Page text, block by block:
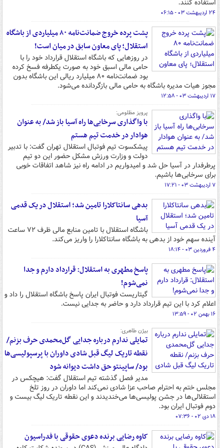
استفاده کنند.
۲۴ اردیبهشت ۰۳ - ۰۶:۱۵
پشت پرده خروج ضمانت‌نامه ۸۰ میلیاردی از باشگاه
استقلال؛ پای معاون سابق در میان است!
در روزهایی که باشگاه استقلال قرارداد خود را با
حامی مالی اسبق خود به صورت یکطرفه فسخ کرده
بود ضمانت‌نامه ۸۰ میلیارد ریالی این باشگاه بدون
مجوز هیات مدیره باشگاه به حامی مالی بازگردانده می‌شود.
۱۷ اردیبهشت ۰۳ - ۱۲:۵۸
پرویز مظلومی:
با واگذاری سرخابی‌ها راه آسیا باز شد/ به عنوان
هوادار در خدمت تیم هستم
پیشکسوت تیم فوتبال استقلال تهران گفت: با تدبیر
دولت و وزارت ورزش مشکل حضور این دو تیم
پرطرفدار در آسیا حل شد و امیدواریم در ادامه راه نیز شاهد اتفاقات خوبی
برای سرخابی‌ها باشیم.
۷ اردیبهشت ۰۳ - ۱۷:۲۱
بدهی سانتاکلارا تامین شد؛ استقلال در یک قدمی
آسیا
باشگاه استقلال با تامین منابع مالی ظرف ۷۲ ساعت
آینده سهم خود از بدهی به باشگاه سانتاکلارا را واریز می‌کند.
۴ فروردین ۰۳ - ۱۸:۱۴
پاسخ مطهری به استقلال: قرارداد دارم و جدا
نمی‌شوم!
گیتاریست فوتبال ایران پاسخ باشگاه استقلال را داد و
اعلام کرد با این تیم قرارداد دارد و حاضر به جدایی نیست.
۱۶ بهمن ۰۲ - ۱۳:۵۹
بیژن طاهری:
تمایلی ندارم درباره جدایی گل‌محمدی حرف بزنم/
نقطه تاریک لیگ قبل شادی داوران با پرسپولیسی‌ها
بود/ ساپینتو حق داشت دیوانه شود
مدیر فصل گذشته تیم استقلال گفت: هیچکس در
مجلس ختم به احترام صاحب عزا شادی نمی‌کند اما داوران در روز تلخ
استقلالی‌ها در جشن پولیسی‌ها می‌خندیدند و این نقطه تاریک لیگ بیست و
دوم فوتبال ایران بود.
۱۸ دی ۰۲ - ۰۷:۳۶
کاوه رضایی برنده دعوی حقوقی با فدراسیون